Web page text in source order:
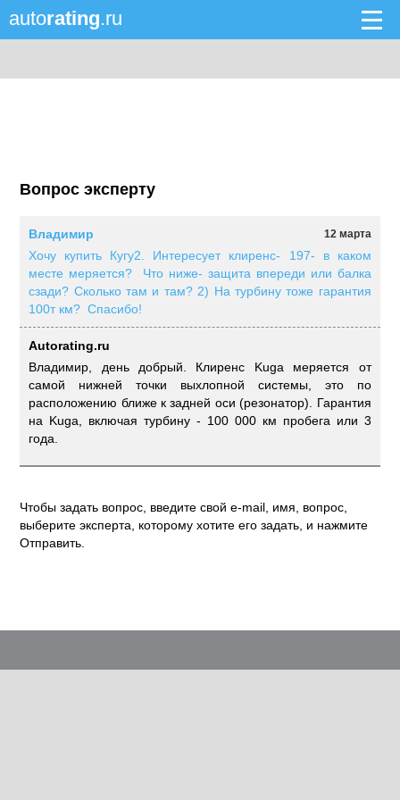
autorating.ru
Вопрос эксперту
12 марта
Владимир
Хочу купить Кугу2. Интересует клиренс- 197- в каком
месте меряется? Что ниже- защита впереди или балка
сзади? Сколько там и там? 2) На турбину тоже гарантия
100т км? Спасибо!
Autorating.ru
Владимир, день добрый. Клиренс Kuga меряется от
самой нижней точки выхлопной системы, это по
расположению ближе к задней оси (резонатор). Гарантия
на Kuga, включая турбину - 100 000 км пробега или 3
года.
Чтобы задать вопрос, введите свой e-mail, имя, вопрос,
выберите эксперта, которому хотите его задать, и нажмите
Отправить.